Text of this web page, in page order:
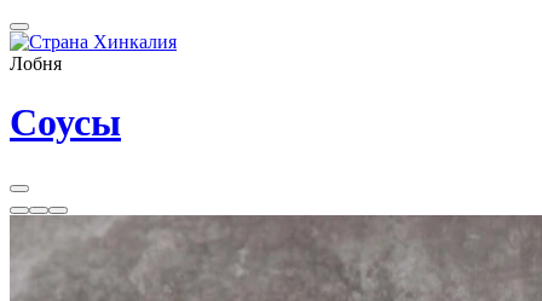
Лобня
Соусы